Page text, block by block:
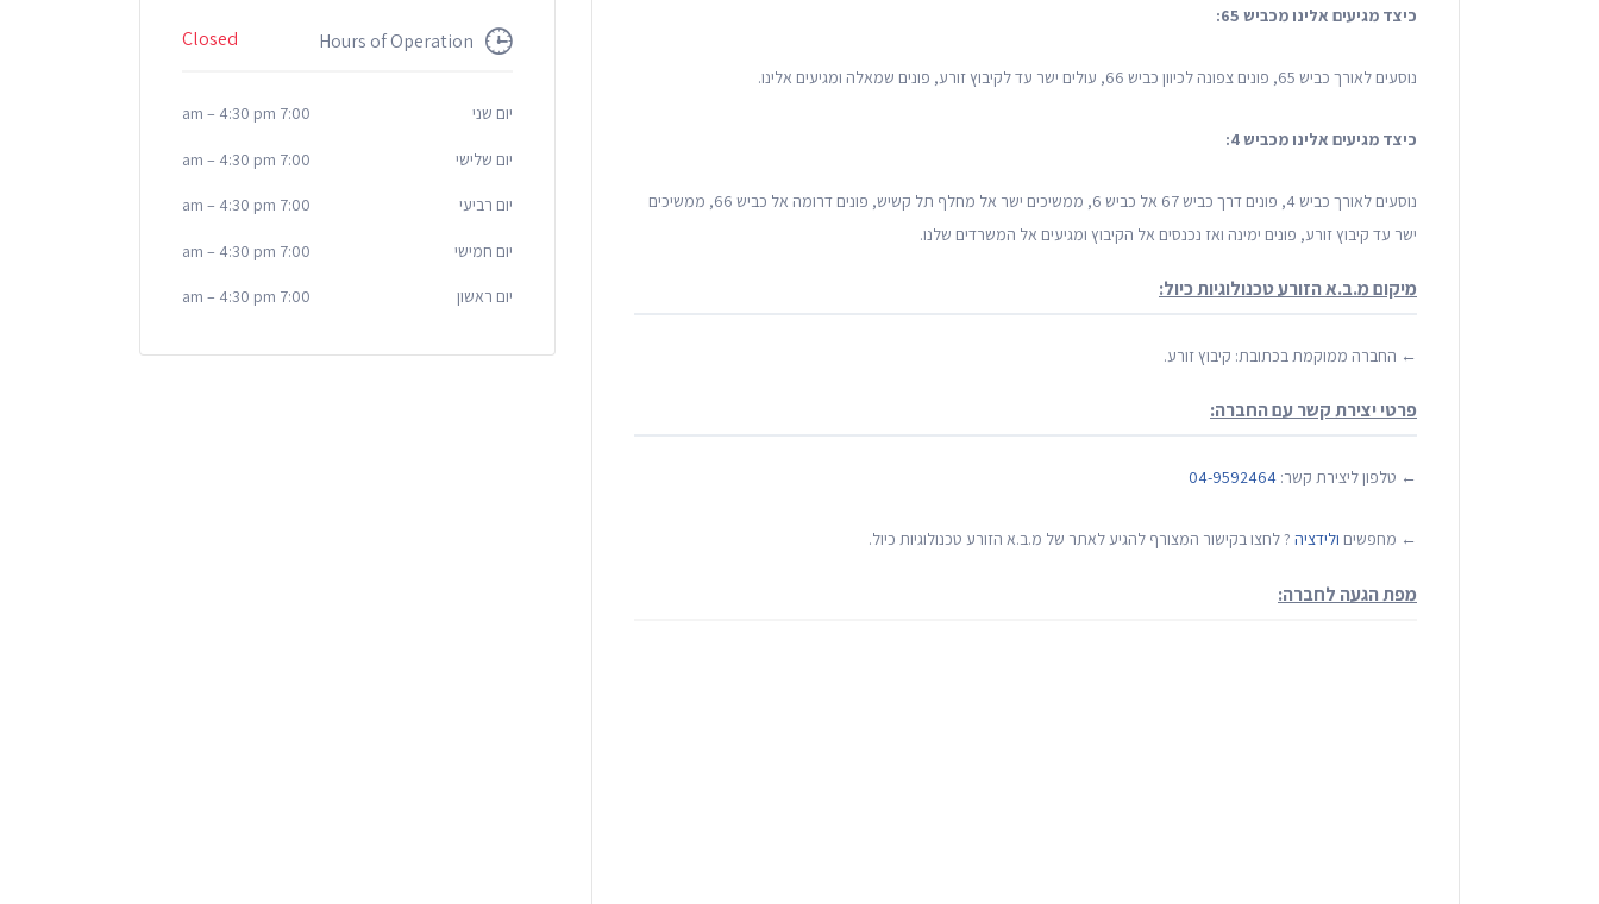
כיצד מגיעים אלינו מכביש 65:
נוסעים לאורך כביש 65, פונים צפונה לכיוון כביש 66, עולים ישר עד לקיבוץ זורע, פונים שמאלה ומגיעים אלינו.
כיצד מגיעים אלינו מכביש 4:
נוסעים לאורך כביש 4, פונים דרך כביש 67 אל כביש 6, ממשיכים ישר אל מחלף תל קשיש, פונים דרומה אל כביש 66, ממשיכים
ישר עד קיבוץ זורע, פונים ימינה ואז נכנסים אל הקיבוץ ומגיעים אל המשרדים שלנו.
מיקום מ.ב.א הזורע טכנולוגיות כיול:
← החברה ממוקמת בכתובת: קיבוץ זורע.
פרטי יצירת קשר עם החברה:
← טלפון ליצירת קשר: 04-9592464
← מחפשים ולידציה ? לחצו בקישור המצורף להגיע לאתר של מ.ב.א הזורע טכנולוגיות כיול.
מפת הגעה לחברה:
Hours of Operation
Closed
יום שני 7:00 am
– 4:30 pm
יום שלישי 7:00 am
– 4:30 pm
יום רביעי 7:00 am
– 4:30 pm
יום חמישי 7:00 am
– 4:30 pm
יום ראשון 7:00 am
– 4:30 pm